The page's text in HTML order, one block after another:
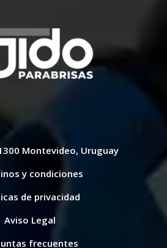
Montevideo, Uruguay
y condiciones
de privacidad
Aviso Legal
frecuentes